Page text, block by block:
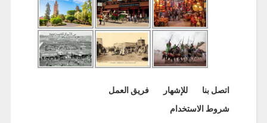
اتصل بنا للإشهار
فريق العمل
شروط الاستخدام